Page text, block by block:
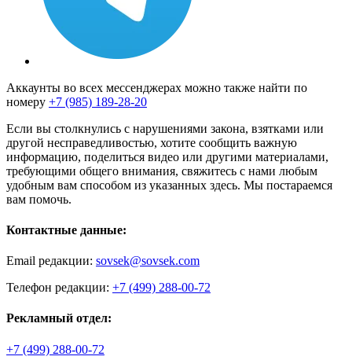
Аккаунты во всех мессенджерах можно также найти по
номеру +7 (985) 189-28-20
Если вы столкнулись с нарушениями закона, взятками или
другой несправедливостью, хотите сообщить важную
информацию, поделиться видео или другими материалами,
требующими общего внимания, свяжитесь с нами любым
удобным вам способом из указанных здесь. Мы постараемся
вам помочь.
Контактные данные:
Email редакции: sovsek@sovsek.com
Телефон редакции: +7 (499) 288-00-72
Рекламный отдел:
+7 (499) 288-00-72